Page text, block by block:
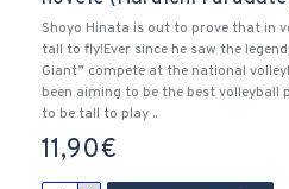
Shoyo Hinata is out to prove that in
tall to fly!Ever since he saw the
Giant” compete at the national
been aiming to be the best volleyball
to be tall to play ..
11,90€